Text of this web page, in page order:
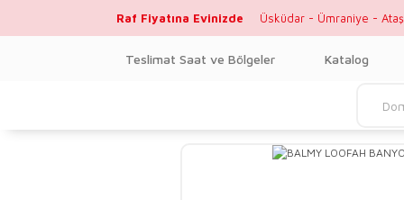
Raf Fiyatına Evinizde Üsküdar - Ümraniye -
Teslimat Saat ve Bölgeler Katalog